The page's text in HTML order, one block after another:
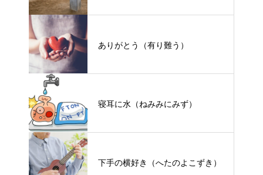
ありがとう（有り難う）
寝耳に水（ねみみにみず）
下手の横好き（へたのよこずき）